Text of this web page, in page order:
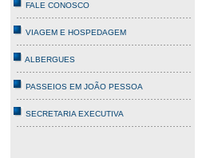
FALE CONOSCO
VIAGEM E HOSPEDAGEM
ALBERGUES
PASSEIOS EM JOÃO PESSOA
SECRETARIA EXECUTIVA